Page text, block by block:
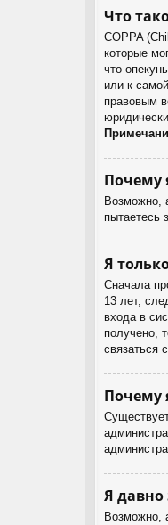
Что
COPPA
которые
что
или к
правовым
Почему
Возможно,
пытаетесь
Я
Сначала
13 лет,
входа в
получено,
связаться
Почему
Я давно
Возможно,